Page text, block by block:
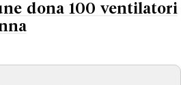
dona 100 ventilatori